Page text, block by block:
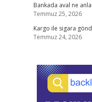
Bankada aval ne
Temmuz 25, 2026
Kargo ile sigara
Temmuz 24, 2026